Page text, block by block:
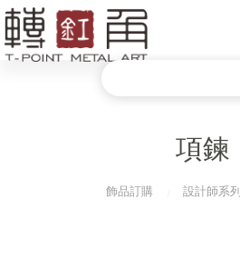
項鍊
飾品訂購 設計師系列